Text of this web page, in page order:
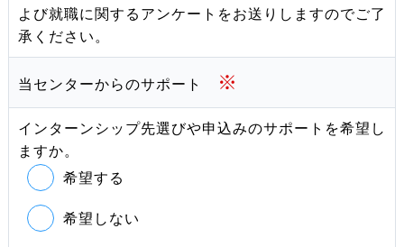
よび就職に関するアンケートをお送りしますのでご了
承ください。
当センターからのサポート ※
インターンシップ先選びや申込みのサポートを希望し
ますか。
希望する
希望しない